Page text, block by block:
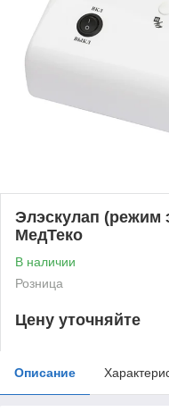
Элэскулап (режим
МедТеко
В наличии
Розница
Цену уточняйте
Описание